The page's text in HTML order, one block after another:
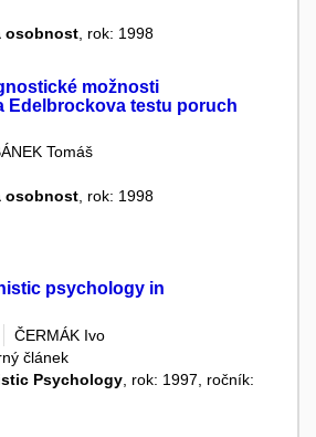
osobnost , rok: 1998
možnosti
Edelbrockova testu poruch
Tomáš
osobnost , rok: 1998
psychology in
ČERMÁK Ivo
článek
Psychology , rok: 1997, ročník: